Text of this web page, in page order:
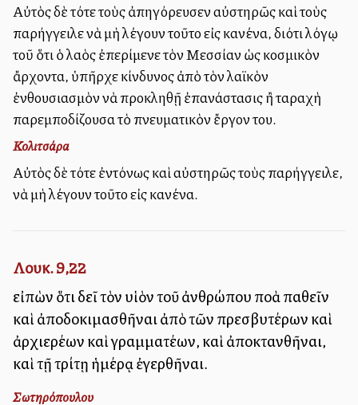
Αὐτὸς δὲ τότε τοὺς ἀπηγόρευσεν αὐστηρῶς καὶ τοὺς
παρήγγειλε νὰ μὴ λέγουν τοῦτο εἰς κανένα, διότι λόγῳ
τοῦ ὅτι ὁ λαὸς ἐπερίμενε τὸν Μεσσίαν ὡς κοσμικὸν
ἄρχοντα, ὑπῆρχε κίνδυνος ἀπὸ τὸν λαϊκὸν
ἐνθουσιασμὸν νὰ προκληθῇ ἐπανάστασις ἢ ταραχὴ
παρεμποδίζουσα τὸ πνευματικὸν ἔργον του.
Κολιτσάρα
Αὐτὸς δὲ τότε ἐντόνως καὶ αὐστηρῶς τοὺς παρήγγειλε,
νὰ μὴ λέγουν τοῦτο εἰς κανένα.
Λουκ. 9,22
εἰπὼν ὅτι δεῖ τὸν υἱὸν τοῦ ἀνθρώπου πολλὰ παθεῖν
καὶ ἀποδοκιμασθῆναι ἀπὸ τῶν πρεσβυτέρων καὶ
ἀρχιερέων καὶ γραμματέων, καὶ ἀποκτανθῆναι,
καὶ τῇ τρίτῃ ἡμέρᾳ ἐγερθῆναι.
Σωτηρόπουλου